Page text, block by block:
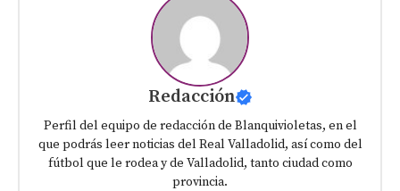
Redacción
Perfil del equipo de redacción de Blanquivioletas, en el
que podrás leer noticias del Real Valladolid, así como del
fútbol que le rodea y de Valladolid, tanto ciudad como
provincia.